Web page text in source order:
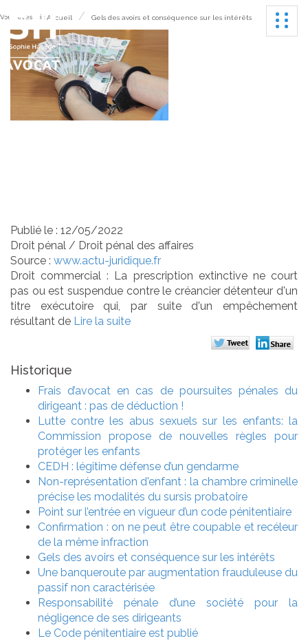
Vous êtes ici :Accueil Gels des avoirs et conséquence sur les intérêts
Publié le : 12/05/2022
Droit pénal / Droit pénal des affaires
Source : www.actu-juridique.fr
Droit commercial : La prescription extinctive ne court
pas ou est suspendue contre le créancier détenteur d'un
titre exécutoire qui, par suite d'un empêchement
résultant de Lire la suite
Historique
Frais d’avocat en cas de poursuites pénales du
dirigeant : pas de déduction !
Lutte contre les abus sexuels sur les enfants: la
Commission propose de nouvelles règles pour
protéger les enfants
CEDH : légitime défense d’un gendarme
Non-représentation d'enfant : la chambre criminelle
précise les modalités du sursis probatoire
Point sur l’entrée en vigueur d’un code pénitentiaire
Confirmation : on ne peut être coupable et recéleur
de la même infraction
Gels des avoirs et conséquence sur les intérêts
Une banqueroute par augmentation frauduleuse du
passif non caractérisée
Responsabilité pénale d’une société pour la
négligence de ses dirigeants
Le Code pénitentiaire est publié